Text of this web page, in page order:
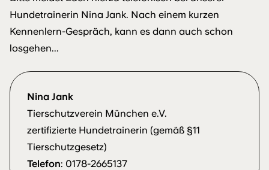
Hundetrainerin Nina Jank. Nach einem kurzen
Kennenlern-Gespräch, kann es dann auch schon
losgehen...
Nina Jank
Tierschutzverein München e.V.
zertifizierte Hundetrainerin (gemäß §11
Tierschutzgesetz)
Telefon: 0178-2665137